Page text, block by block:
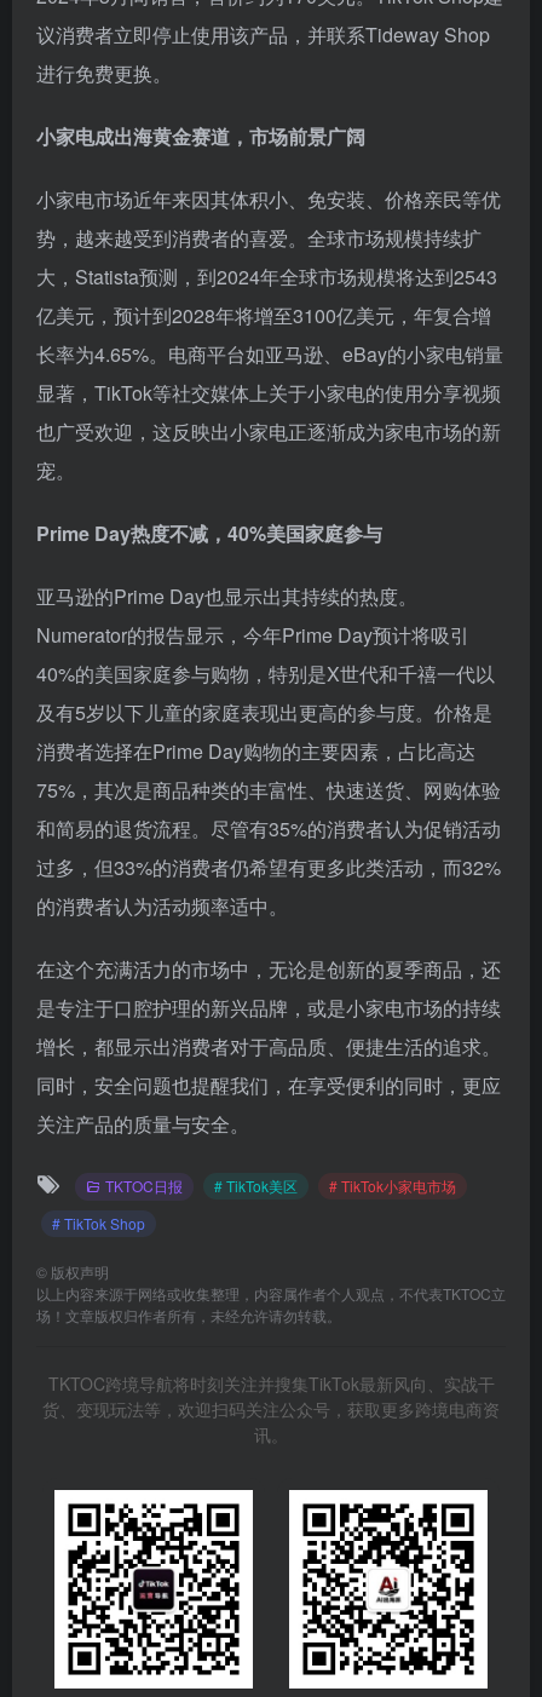
议消费者立即停止使用该产品，并联系Tideway Shop
进行免费更换。
小家电成出海黄金赛道，市场前景广阔
小家电市场近年来因其体积小、免安装、价格亲民等优
势，越来越受到消费者的喜爱。全球市场规模持续扩
大，Statista预测，到2024年全球市场规模将达到2543
亿美元，预计到2028年将增至3100亿美元，年复合增
长率为4.65%。电商平台如亚马逊、eBay的小家电销量
显著，TikTok等社交媒体上关于小家电的使用分享视频
也广受欢迎，这反映出小家电正逐渐成为家电市场的新
宠。
Prime Day热度不减，40%美国家庭参与
亚马逊的Prime Day也显示出其持续的热度。
Numerator的报告显示，今年Prime Day预计将吸引
40%的美国家庭参与购物，特别是X世代和千禧一代以
及有5岁以下儿童的家庭表现出更高的参与度。价格是
消费者选择在Prime Day购物的主要因素，占比高达
75%，其次是商品种类的丰富性、快速送货、网购体验
和简易的退货流程。尽管有35%的消费者认为促销活动
过多，但33%的消费者仍希望有更多此类活动，而32%
的消费者认为活动频率适中。
在这个充满活力的市场中，无论是创新的夏季商品，还
是专注于口腔护理的新兴品牌，或是小家电市场的持续
增长，都显示出消费者对于高品质、便捷生活的追求。
同时，安全问题也提醒我们，在享受便利的同时，更应
关注产品的质量与安全。
TKTOC日报 # TikTok美区
# TikTok小家电市场
# TikTok Shop
© 版权声明
以上内容来源于网络或收集整理，内容属作者个人观点，不代表TKTOC立
场！文章版权归作者所有，未经允许请勿转载。
TKTOC跨境导航将时刻关注并搜集TikTok最新风向、实战干
货、变现玩法等，欢迎扫码关注公众号，获取更多跨境电商资
讯。